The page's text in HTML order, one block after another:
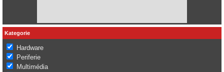
Kategorie
Hardware
Periferie
Multimédia